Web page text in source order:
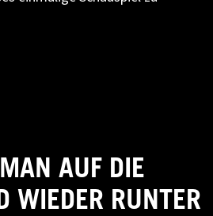
AUF DIE
WIEDER RUNTER